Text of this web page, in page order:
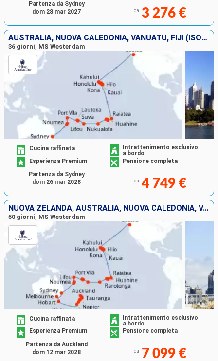
da 3 276 €
Partenza da Sydney
dom 28 mar 2027
AUSTRALIA, NUOVA CALEDONIA, VANUATU, FIJI (ISOLE), TONGA, ISOLE COOK, FRANCIA, STATI UNITI
36 giorni, MS Westerdam
Cucina raffinata
Intrattenimento esclusivo
a bordo
Esperienza Premium
Pensione completa
da 4 749 €
Partenza da Sydney
dom 26 mar 2028
NUOVA ZELANDA, AUSTRALIA, NUOVA CALEDONIA, VANUATU, FIJI (ISOLE), TONGA, ISOLE COOK, FRANCIA, STATI UNITI
50 giorni, MS Westerdam
Cucina raffinata
Intrattenimento esclusivo
a bordo
Esperienza Premium
Pensione completa
da 7 099 €
Partenza da Auckland
dom 12 mar 2028